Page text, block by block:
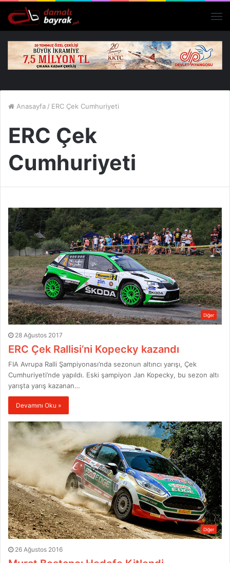
Anasayfa / ERC Çek Cumhuriyeti
ERC Çek
Cumhuriyeti
Diğer
28 Ağustos 2017
ERC Çek Rallisi’ni Kopecky kazandı
FIA Avrupa Ralli Şampiyonası’nda sezonun altıncı yarışı, Çek
Cumhuriyeti’nde yapıldı. Eski şampiyon Jan Kopecky, bu sezon altı
yarışta yarış kazanan…
Devamını Oku »
Diğer
26 Ağustos 2016